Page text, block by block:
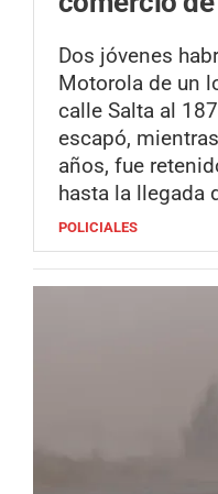
Dos jóvenes
Motorola de un
calle Salta al
escapó,
años, fue
hasta la llegada
POLICIALES